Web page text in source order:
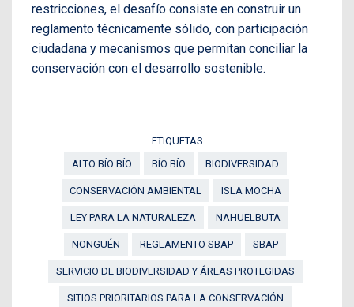
restricciones, el desafío consiste en construir un
reglamento técnicamente sólido, con participación
ciudadana y mecanismos que permitan conciliar la
conservación con el desarrollo sostenible.
ETIQUETAS
ALTO BÍO BÍO
BÍO BÍO BIODIVERSIDAD
CONSERVACIÓN AMBIENTAL ISLA MOCHA
LEY PARA LA NATURALEZA NAHUELBUTA
NONGUÉN REGLAMENTO SBAP SBAP
SERVICIO DE BIODIVERSIDAD Y ÁREAS PROTEGIDAS
SITIOS PRIORITARIOS PARA LA CONSERVACIÓN